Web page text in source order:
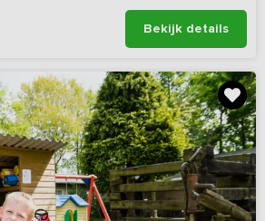
Bekijk details